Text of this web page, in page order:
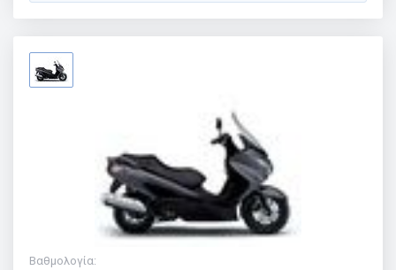
Βαθμολογία: